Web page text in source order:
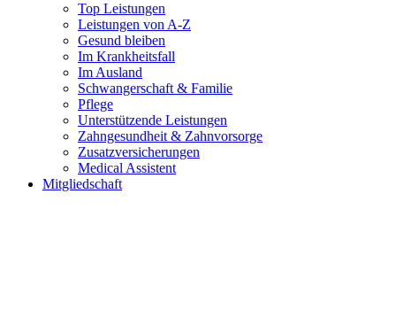
Top Leistungen
Leistungen von A-Z
Gesund bleiben
Im Krankheitsfall
Im Ausland
Schwangerschaft & Familie
Pflege
Unterstützende Leistungen
Zahngesundheit & Zahnvorsorge
Zusatzversicherungen
Medical Assistent
Mitgliedschaft